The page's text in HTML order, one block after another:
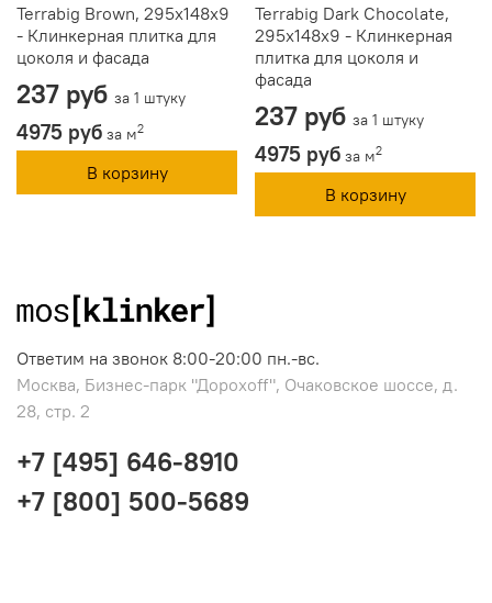
Terrabig Brown, 295x148x9
- Клинкерная плитка для
цоколя и фасада
237 руб за 1 штуку
4975 руб за м2
В корзину
Terrabig Dark Chocolate,
295x148x9 - Клинкерная
плитка для цоколя и
фасада
237 руб за 1 штуку
4975 руб за м2
В корзину
Ответим на звонок 8:00-20:00 пн.-вс.
Москва, Бизнес-парк "Дорохоff", Очаковское шоссе, д.
28, стр. 2
+7 [495] 646-8910
+7 [800] 500-5689